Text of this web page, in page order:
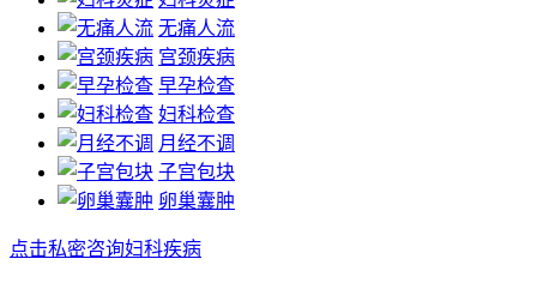
无痛人流
宫颈疾病
早孕检查
妇科检查
月经不调
子宫包块
卵巢囊肿
点击私密咨询妇科疾病